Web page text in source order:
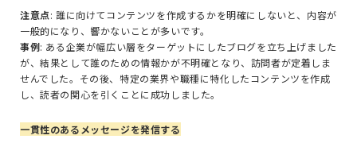
注意点: 誰に向けてコンテンツを作成するかを明確にしないと、内容が
一般的になり、響かないことが多いです。
事例: ある企業が幅広い層をターゲットにしたブログを立ち上げました
が、結果として誰のための情報かが不明確となり、訪問者が定着しま
せんでした。その後、特定の業界や職種に特化したコンテンツを作成
し、読者の関心を引くことに成功しました。
一貫性のあるメッセージを発信する